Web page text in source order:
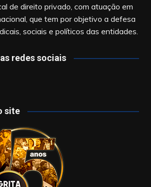
de direito privado, com atuação em
que tem por objetivo a defesa
sociais e políticos das entidades.
redes sociais
site